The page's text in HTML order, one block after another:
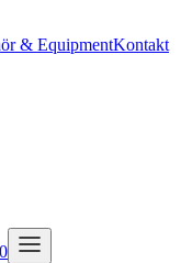
& EquipmentKontakt
0